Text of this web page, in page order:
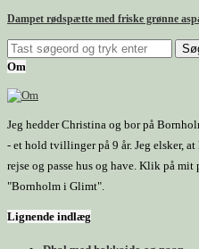
Dampet rødspætte med friske grønne
Om
Jeg hedder Christina og bor på
- et hold tvillinger på 9 år. Jeg elsker,
rejse og passe hus og have. Klik på
"Bornholm i Glimt".
Lignende indlæg